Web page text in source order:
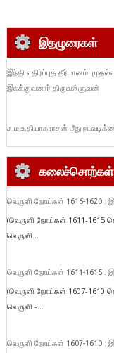
இதழுரைகள்
இந்தி எதிர்ப்புத் தீர்மானம்:
இலக்குவனார் திருவள்ளுவன்
ச.ம.உ.தியாகராசன் மீது
கலைச்சொற்கள்
வெருளி நோய்கள் 1616-1620 :
(வெருளி நோய்கள் 1611-1615
வெருளி...
வெருளி நோய்கள் 1611-1615 :
(வெருளி நோய்கள் 1607-1610
வெருளி -...
வெருளி நோய்கள் 1607-1610 :